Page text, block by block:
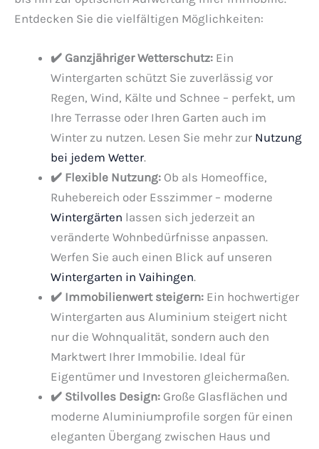
Entdecken Sie die vielfältigen Möglichkeiten:
✔️ Ganzjähriger Wetterschutz: Ein
Wintergarten schützt Sie zuverlässig vor
Regen, Wind, Kälte und Schnee – perfekt, um
Ihre Terrasse oder Ihren Garten auch im
Winter zu nutzen. Lesen Sie mehr zur Nutzung
bei jedem Wetter.
✔️ Flexible Nutzung: Ob als Homeoffice,
Ruhebereich oder Esszimmer – moderne
Wintergärten lassen sich jederzeit an
veränderte Wohnbedürfnisse anpassen.
Werfen Sie auch einen Blick auf unseren
Wintergarten in Vaihingen.
✔️ Immobilienwert steigern: Ein hochwertiger
Wintergarten aus Aluminium steigert nicht
nur die Wohnqualität, sondern auch den
Marktwert Ihrer Immobilie. Ideal für
Eigentümer und Investoren gleichermaßen.
✔️ Stilvolles Design: Große Glasflächen und
moderne Aluminiumprofile sorgen für einen
eleganten Übergang zwischen Haus und